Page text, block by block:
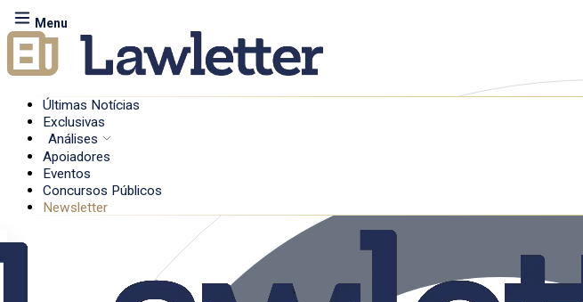
Menu
Últimas Notícias
Exclusivas
Análises
Apoiadores
Eventos
Concursos Públicos
Newsletter